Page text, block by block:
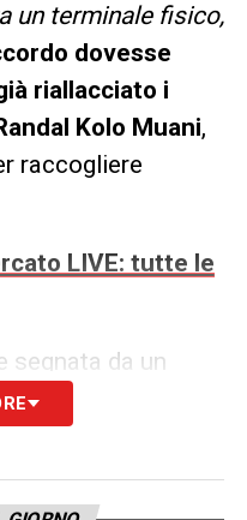
un terminale fisico,
dovesse
riallacciato i
Kolo Muani,
raccogliere
LIVE: tutte le
segnata da un
e quattro mesi
reticomplessive,
quello diDavid e